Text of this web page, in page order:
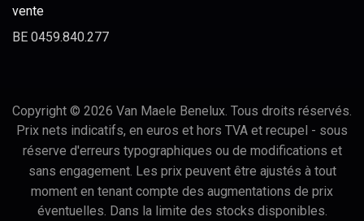
vente
BE 0459.840.277
Copyright © 2026 Van Maele Benelux. Tous droits réservés.
Prix nets indicatifs, en euros et hors TVA et recupel - sous
réserve d'erreurs typographiques ou de modifications et
sans engagement. Les prix peuvent être ajustés à tout
moment en tenant compte des augmentations de prix
éventuelles. Dans la limite des stocks disponibles.